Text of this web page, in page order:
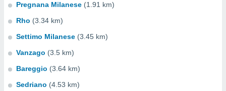
Pregnana Milanese (1.91 km)
Rho (3.34 km)
Settimo Milanese (3.45 km)
Vanzago (3.5 km)
Bareggio (3.64 km)
Sedriano (4.53 km)